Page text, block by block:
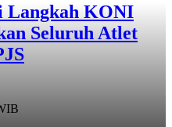
Langkah KONI
Seluruh Atlet